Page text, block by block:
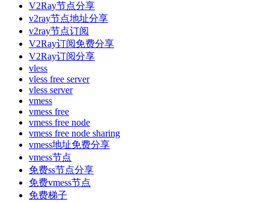
V2Ray节点分享
v2ray节点地址分享
v2ray节点订阅
V2Ray订阅免费分享
V2Ray订阅分享
vless
vless free server
vless server
vmess
vmess free
vmess free node
vmess free node sharing
vmess地址免费分享
vmess节点
免费ss节点分享
免费vmess节点
免费梯子